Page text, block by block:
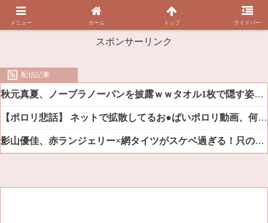
スポンサーリンク
配信記事
秋元真夏、ノーブラノーパンを披露ｗｗタオル1枚で隠す姿がほぼA●女優・・
【ポロリ悲話】 ネットで拡散してるお●ぱいポロリ動画、何故か叩かれる・・・
影山優佳、赤ランジェリー×網タイツがスケベ過ぎる！只の痴女だろ・・・
メニュー ホーム トップ サイドバー